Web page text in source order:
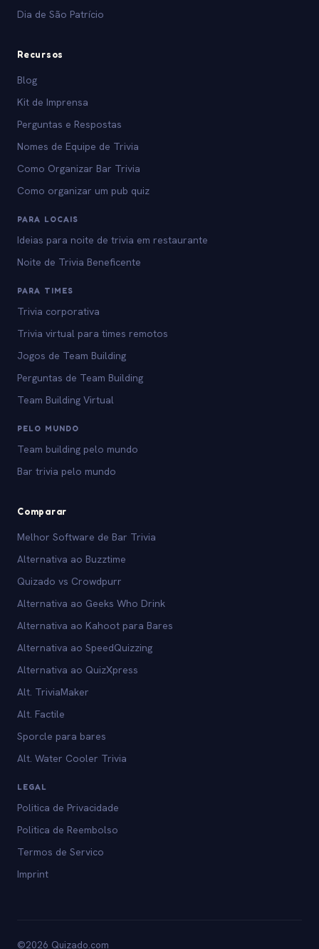
Dia de São Patrício
Recursos
Blog
Kit de Imprensa
Perguntas e Respostas
Nomes de Equipe de Trivia
Como Organizar Bar Trivia
Como organizar um pub quiz
PARA LOCAIS
Ideias para noite de trivia em restaurante
Noite de Trivia Beneficente
PARA TIMES
Trivia corporativa
Trivia virtual para times remotos
Jogos de Team Building
Perguntas de Team Building
Team Building Virtual
PELO MUNDO
Team building pelo mundo
Bar trivia pelo mundo
Comparar
Melhor Software de Bar Trivia
Alternativa ao Buzztime
Quizado vs Crowdpurr
Alternativa ao Geeks Who Drink
Alternativa ao Kahoot para Bares
Alternativa ao SpeedQuizzing
Alternativa ao QuizXpress
Alt. TriviaMaker
Alt. Factile
Sporcle para bares
Alt. Water Cooler Trivia
LEGAL
Politica de Privacidade
Politica de Reembolso
Termos de Servico
Imprint
©2026 Quizado.com